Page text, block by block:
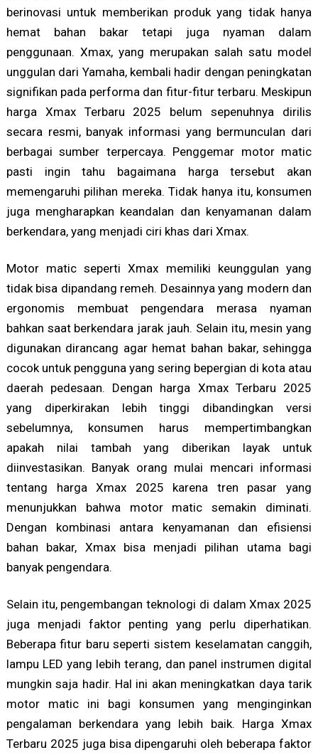
berinovasi untuk memberikan produk yang tidak hanya
hemat bahan bakar tetapi juga nyaman dalam
penggunaan. Xmax, yang merupakan salah satu model
unggulan dari Yamaha, kembali hadir dengan peningkatan
signifikan pada performa dan fitur-fitur terbaru. Meskipun
harga Xmax Terbaru 2025 belum sepenuhnya dirilis
secara resmi, banyak informasi yang bermunculan dari
berbagai sumber terpercaya. Penggemar motor matic
pasti ingin tahu bagaimana harga tersebut akan
memengaruhi pilihan mereka. Tidak hanya itu, konsumen
juga mengharapkan keandalan dan kenyamanan dalam
berkendara, yang menjadi ciri khas dari Xmax.
Motor matic seperti Xmax memiliki keunggulan yang
tidak bisa dipandang remeh. Desainnya yang modern dan
ergonomis membuat pengendara merasa nyaman
bahkan saat berkendara jarak jauh. Selain itu, mesin yang
digunakan dirancang agar hemat bahan bakar, sehingga
cocok untuk pengguna yang sering bepergian di kota atau
daerah pedesaan. Dengan harga Xmax Terbaru 2025
yang diperkirakan lebih tinggi dibandingkan versi
sebelumnya, konsumen harus mempertimbangkan
apakah nilai tambah yang diberikan layak untuk
diinvestasikan. Banyak orang mulai mencari informasi
tentang harga Xmax 2025 karena tren pasar yang
menunjukkan bahwa motor matic semakin diminati.
Dengan kombinasi antara kenyamanan dan efisiensi
bahan bakar, Xmax bisa menjadi pilihan utama bagi
banyak pengendara.
Selain itu, pengembangan teknologi di dalam Xmax 2025
juga menjadi faktor penting yang perlu diperhatikan.
Beberapa fitur baru seperti sistem keselamatan canggih,
lampu LED yang lebih terang, dan panel instrumen digital
mungkin saja hadir. Hal ini akan meningkatkan daya tarik
motor matic ini bagi konsumen yang menginginkan
pengalaman berkendara yang lebih baik. Harga Xmax
Terbaru 2025 juga bisa dipengaruhi oleh beberapa faktor